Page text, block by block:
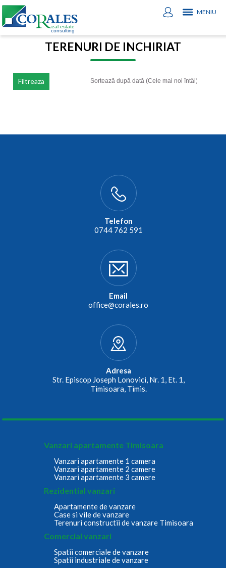
MENIU
TERENURI DE INCHIRIAT
Filtreaza
Telefon
0744 762 591
Email
office@corales.ro
Adresa
Str. Episcop Joseph Lonovici, Nr. 1, Et. 1,
Timisoara, Timis.
Vanzari apartamente Timisoara
Vanzari apartamente 1 camera
Vanzari apartamente 2 camere
Vanzari apartamente 3 camere
Rezidential vanzari
Apartamente de vanzare
Case si vile de vanzare
Terenuri constructii de vanzare Timisoara
Comercial vanzari
Spatii comerciale de vanzare
Spatii industriale de vanzare